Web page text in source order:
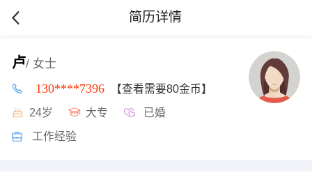
简历详情
卢/ 女士
130****7396 【查看需要80金币】
24岁 大专 已婚
工作经验